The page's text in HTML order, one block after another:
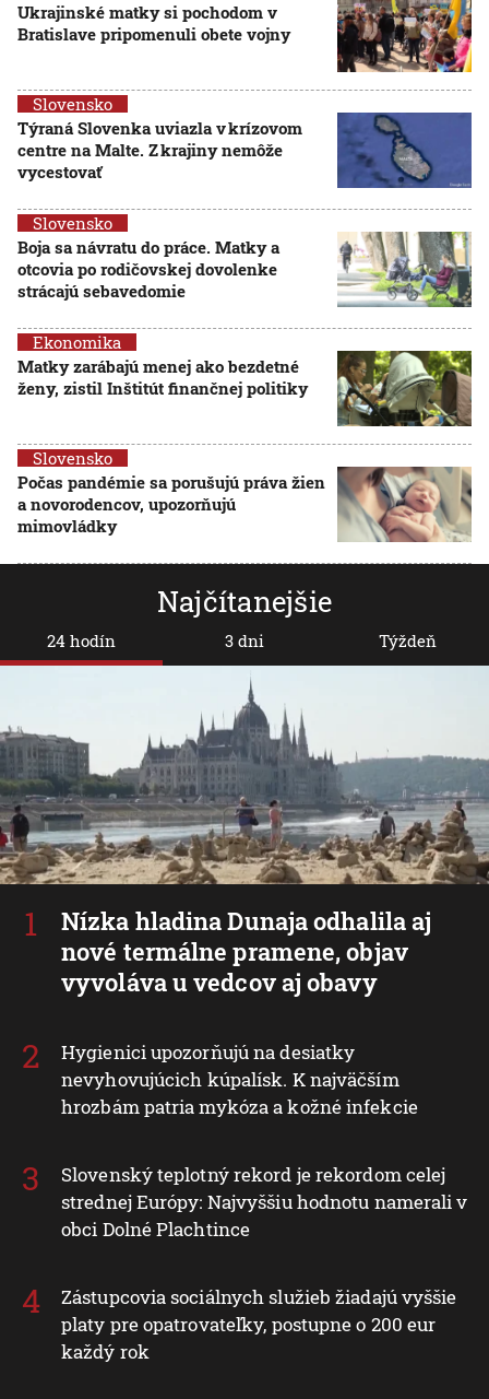
Ukrajinské matky si pochodom v
Bratislave pripomenuli obete vojny
Slovensko
Týraná Slovenka uviazla v krízovom
centre na Malte. Z krajiny nemôže
vycestovať
Slovensko
Boja sa návratu do práce. Matky a
otcovia po rodičovskej dovolenke
strácajú sebavedomie
Ekonomika
Matky zarábajú menej ako bezdetné
ženy, zistil Inštitút finančnej politiky
Slovensko
Počas pandémie sa porušujú práva žien
a novorodencov, upozorňujú
mimovládky
Najčítanejšie
24 hodín
Nízka hladina Dunaja odhalila aj
nové termálne pramene, objav
vyvoláva u vedcov aj obavy
Hygienici upozorňujú na desiatky
nevyhovujúcich kúpalísk. K najväčším
hrozbám patria mykóza a kožné infekcie
Slovenský teplotný rekord je rekordom celej
strednej Európy: Najvyššiu hodnotu namerali v
obci Dolné Plachtince
Zástupcovia sociálnych služieb žiadajú vyššie
platy pre opatrovateľky, postupne o 200 eur
každý rok
3 dni Týždeň